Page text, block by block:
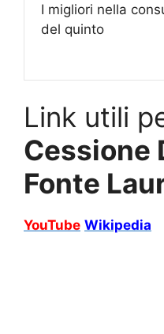
I migliori nella
del quinto
Link utili
Cessione
Fonte
YouTube Wikipedia